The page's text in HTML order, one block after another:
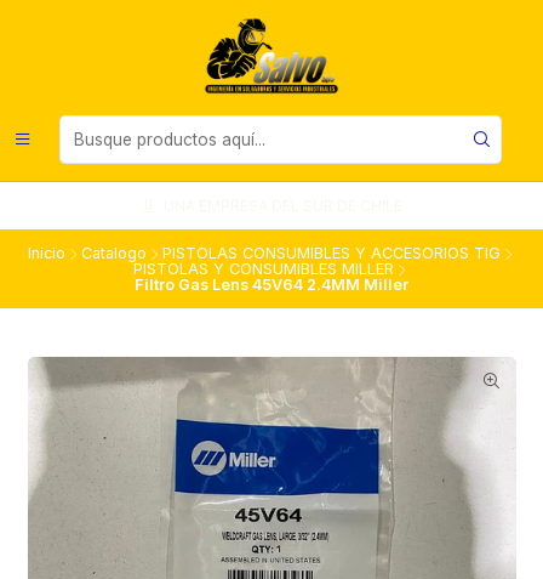
Inicio Catalogo
PISTOLAS CONSUMIBLES Y ACCESORIOS TIG
PISTOLAS Y CONSUMIBLES MILLER
Filtro Gas Lens 45V64 2.4MM Miller